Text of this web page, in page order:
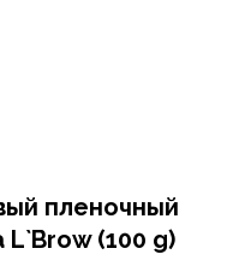
пленочный
(100 g)